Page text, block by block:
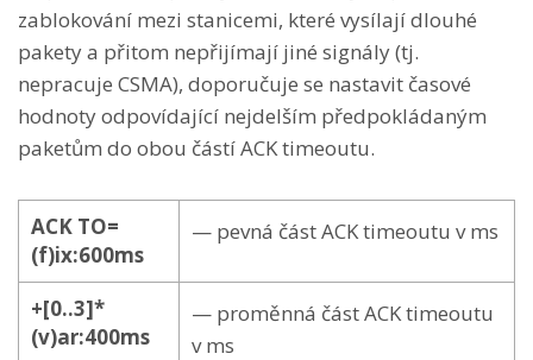
zablokování mezi stanicemi, které vysílají dlouhé
pakety a přitom nepřijímají jiné signály (tj.
nepracuje CSMA), doporučuje se nastavit časové
hodnoty odpovídající nejdelším předpokládaným
paketům do obou částí ACK timeoutu.
ACK TO=
(f)ix:600ms
— pevná část ACK timeoutu v ms
+[0..3]*
(v)ar:400ms
— proměnná část ACK timeoutu
v ms